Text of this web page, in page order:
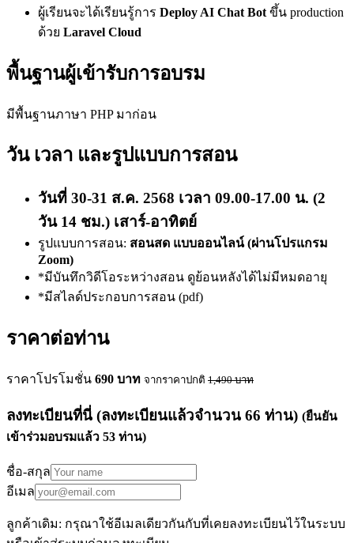
ผู้เรียนจะได้เรียนรู้การ Deploy AI Chat Bot ขึ้น production
ด้วย Laravel Cloud
พื้นฐานผู้เข้ารับการอบรม
มีพื้นฐานภาษา PHP มาก่อน
วัน เวลา และรูปแบบการสอน
วันที่ 30-31 ส.ค. 2568 เวลา 09.00-17.00 น. (2
วัน 14 ชม.) เสาร์-อาทิตย์
รูปแบบการสอน: สอนสด แบบออนไลน์ (ผ่านโปรแกรม
Zoom)
*มีบันทึกวิดีโอระหว่างสอน ดูย้อนหลังได้ไม่มีหมดอายุ
*มีสไลด์ประกอบการสอน (pdf)
ราคาต่อท่าน
ราคาโปรโมชั่น 690 บาท จากราคาปกติ 1,490บาท
ลงทะเบียนที่นี่ (ลงทะเบียนแล้วจำนวน 66 ท่าน) (ยืนยัน
เข้าร่วมอบรมแล้ว 53 ท่าน)
ชื่อ-สกุล
อีเมล
ลูกค้าเดิม: กรุณาใช้อีเมลเดียวกันกับที่เคยลงทะเบียนไว้ในระบบ